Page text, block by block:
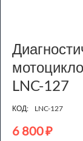
LNC-127
КОД: LNC-127
6 800₽